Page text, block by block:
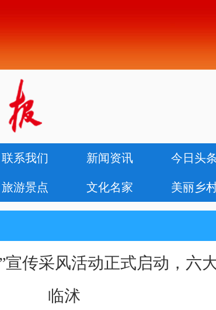
联系我们 新闻资讯 今日头
旅游景点 文化名家 美丽乡
宣传采风活动正式启动，六
临沭